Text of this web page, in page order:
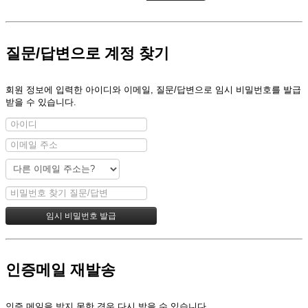
질문/답변으로 계정 찾기
회원 정보에 입력한 아이디와 이메일, 질문/답변으로 임시 비밀번호를 발급
받을 수 있습니다.
인증메일 재발송